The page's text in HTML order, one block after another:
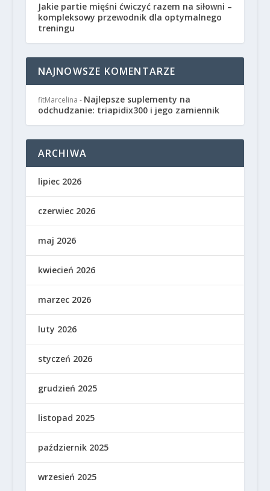
Jakie partie mięśni ćwiczyć razem na siłowni –
kompleksowy przewodnik dla optymalnego
treningu
NAJNOWSZE KOMENTARZE
fitMarcelina - Najlepsze suplementy na
odchudzanie: triapidix300 i jego zamiennik
ARCHIWA
lipiec 2026
czerwiec 2026
maj 2026
kwiecień 2026
marzec 2026
luty 2026
styczeń 2026
grudzień 2025
listopad 2025
październik 2025
wrzesień 2025